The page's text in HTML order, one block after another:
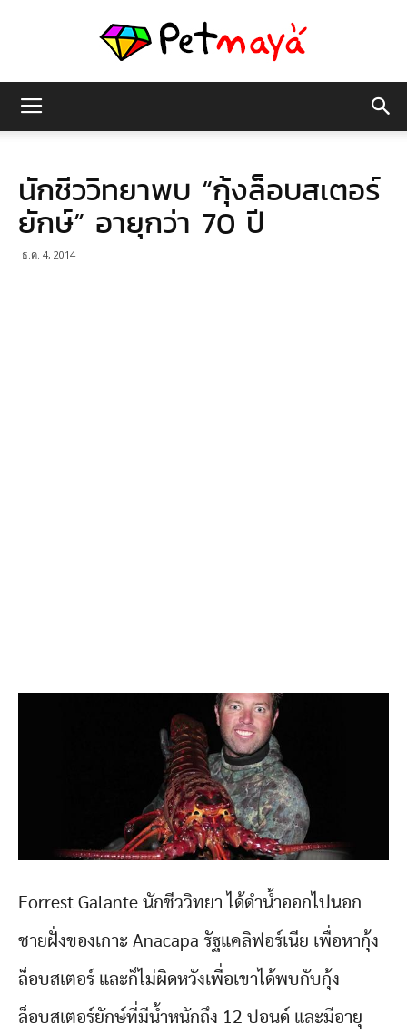
มายา
นักชีววิทยาพบ “กุ้งล็อบสเตอร์
ยักษ์” อายุกว่า 70 ปี
ธ.ค. 4, 2014
Forrest Galante นักชีววิทยา ได้ดำน้ำออกไปนอก
ชายฝั่งของเกาะ Anacapa รัฐแคลิฟอร์เนีย เพื่อหากุ้ง
ล็อบสเตอร์ และก็ไม่ผิดหวังเพื่อเขาได้พบกับกุ้ง
ล็อบสเตอร์ยักษ์ที่มีน้ำหนักถึง 12 ปอนด์ และมีอายุ